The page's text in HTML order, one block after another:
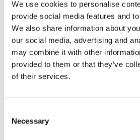
We use cookies to personalise
provide social media features and
We also share information about
our social media, advertising and
may combine it with other
provided to them or that they’ve
of their services.
Selection
Necessary
praktikos standartai. Tai yra 25
cheminių tyrimų laboratorija,
kokybės chromatografinius
naujausiomis žiniomis ir
kraujo tyrimo rinkiniu gausite
savo HbA1c testo numerį